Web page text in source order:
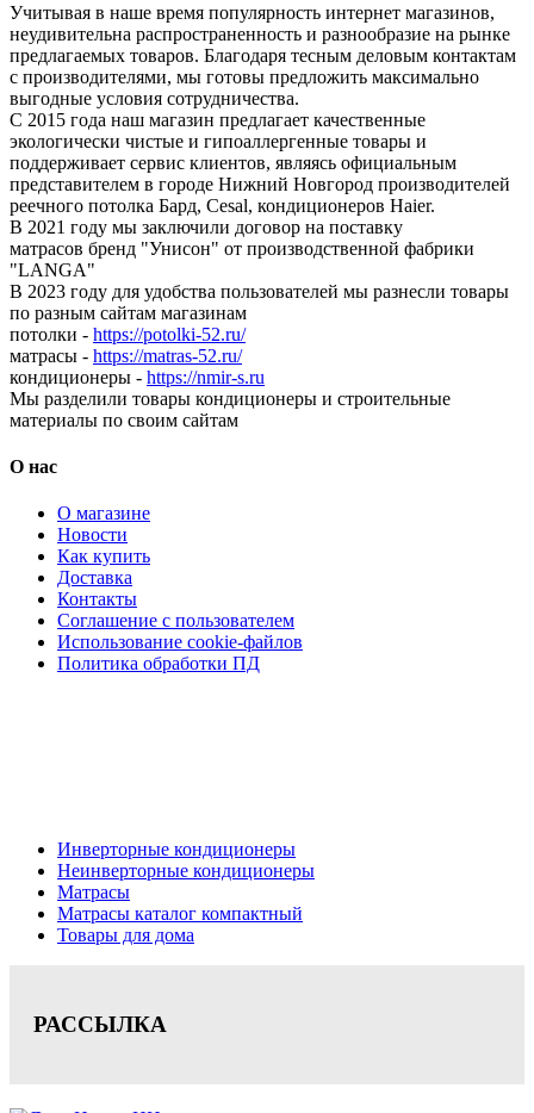
Учитывая в наше время популярность интернет магазинов,
неудивительна распространенность и разнообразие на рынке
предлагаемых товаров. Благодаря тесным деловым контактам
с производителями, мы готовы предложить максимально
выгодные условия сотрудничества.
С 2015 года наш магазин предлагает качественные
экологически чистые и гипоаллергенные товары и
поддерживает сервис клиентов, являясь официальным
представителем в городе Нижний Новгород производителей
реечного потолка Бард, Cesal, кондиционеров Haier.
В 2021 году мы заключили договор на поставку
матрасов бренд "Унисон" от производственной фабрики
"LANGA"
В 2023 году для удобства пользователей мы разнесли товары
по разным сайтам магазинам
потолки - https://potolki-52.ru/
матрасы - https://matras-52.ru/
кондиционеры - https://nmir-s.ru
Мы разделили товары кондиционеры и строительные
материалы по своим сайтам
О нас
О магазине
Новости
Как купить
Доставка
Контакты
Соглашение с пользователем
Использование cookie-файлов
Политика обработки ПД
Инверторные кондиционеры
Неинверторные кондиционеры
Матрасы
Матрасы каталог компактный
Товары для дома
РАССЫЛКА